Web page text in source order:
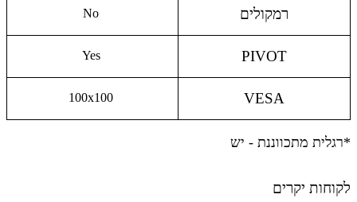
רמקולים
PIVOT
Yes
VESA
*רגלית מתכווננת - יש
לקוחות יקרים